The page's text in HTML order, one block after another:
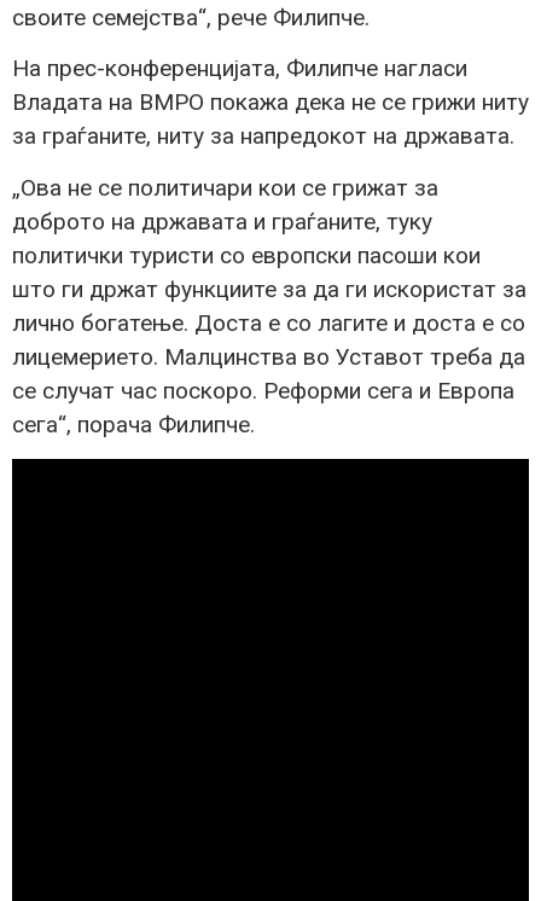
своите семејства“, рече Филипче.
На прес-конференцијата, Филипче нагласи
Владата на ВМРО покажа дека не се грижи ниту
за граѓаните, ниту за напредокот на државата.
„Ова не се политичари кои се грижат за
доброто на државата и граѓаните, туку
политички туристи со европски пасоши кои
што ги држат функциите за да ги искористат за
лично богатење. Доста е со лагите и доста е со
лицемерието. Малцинства во Уставот треба да
се случат час поскоро. Реформи сега и Европа
сега“, порача Филипче.